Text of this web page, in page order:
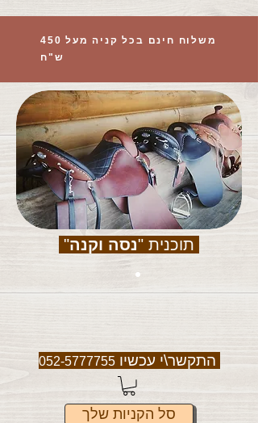
משלוח חינם בכל קניה מעל 450
ש"ח
תוכנית "נסה וקנה"
התקשר\י עכשיו052-5777755
סל הקניות שלך